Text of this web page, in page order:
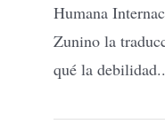
Humana
Zunino la
qué la